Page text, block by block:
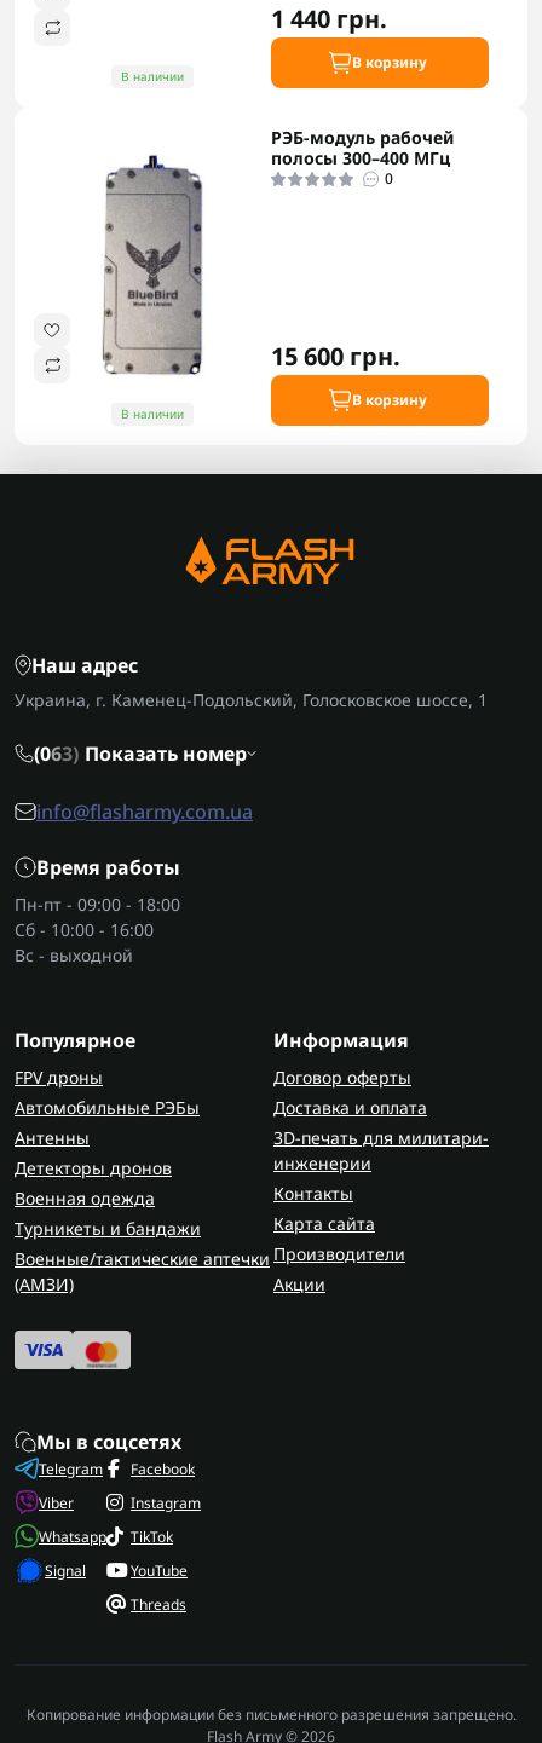
В наличии
1 440 грн.
В корзину
В наличии
РЭБ-модуль рабочей
полосы 300–400 МГц
0
15 600 грн.
В корзину
Наш адрес
Украина, г. Каменец-Подольский, Голосковское шоссе, 1
(063) Показать номер
info@flasharmy.com.ua
Время работы
Пн-пт - 09:00 - 18:00
Сб - 10:00 - 16:00
Вс - выходной
Популярное
FPV дроны
Автомобильные РЭБы
Антенны
Детекторы дронов
Военная одежда
Турникеты и бандажи
Военные/тактические аптечки
(AMЗИ)
Информация
Договор оферты
Доставка и оплата
3D-печать для милитари-
инженерии
Контакты
Карта сайта
Производители
Акции
Мы в соцсетях
Telegram
Viber
Whatsapp
Signal
Facebook
Instagram
TikTok
YouTube
Threads
Копирование информации без письменного разрешения запрещено.
Flash Army © 2026